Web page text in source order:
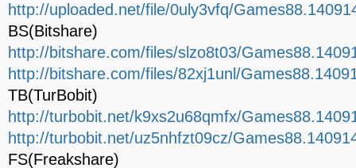
http://uploaded.net/file/0uly3vfq/
BS(Bitshare)
http://bitshare.com/files/slzo8t03/
http://bitshare.com/files/82xj1unl/
TB(TurBobit)
http://turbobit.net/k9xs2u68qmfx/
http://turbobit.net/uz5nhfzt09cz/
FS(Freakshare)